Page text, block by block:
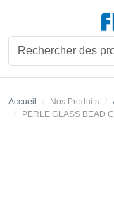
Accueil Nos Produits
PERLE GLASS BEAD